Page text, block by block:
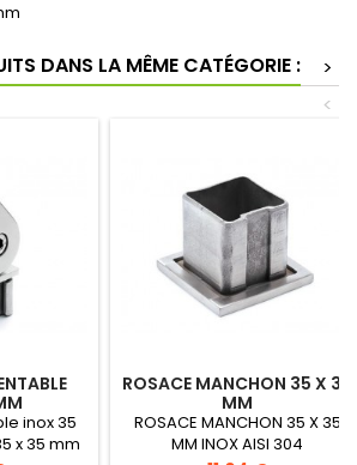
DANS LA MÊME CATÉGORIE :
>
<
inox 35
x 35 mm
ROSACE MANCHON 35 X 35
MM
ROSACE MANCHON 35 X 35
MM INOX AISI 304